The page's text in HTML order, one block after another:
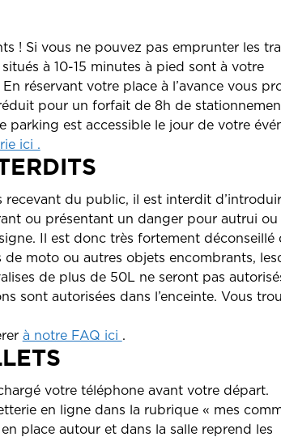
! Si vous ne pouvez pas emprunter les
à 10-15 minutes à pied sont à votre
réservant votre place à l’avance vous
pour un forfait de 8h de
parking est accessible le jour de votre
ici .
du public, il est interdit
ou présentant un danger pour autrui
Il est donc très fortement déconseillé
moto ou autres objets encombrants,
de plus de 50L ne seront pas
sont autorisées dans l’enceinte. Vous
à notre FAQ ici .
votre téléphone avant votre départ.
en ligne dans la rubrique « mes
place autour et dans la salle reprend les